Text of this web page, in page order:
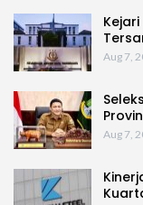
Aug 7,
Aug 7,